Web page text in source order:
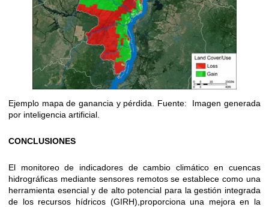
Ejemplo mapa de ganancia y pérdida. Fuente: Imagen generada
por inteligencia artificial.
CONCLUSIONES
El monitoreo de indicadores de cambio climático en cuencas
hidrográficas mediante sensores remotos se establece como una
herramienta esencial y de alto potencial para la gestión integrada
de los recursos hídricos (GIRH),proporciona una mejora en la